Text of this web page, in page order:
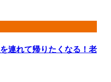
連れて帰りたくなる！老